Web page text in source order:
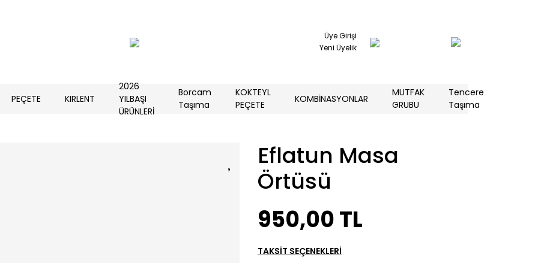
Üye Girişi
Yeni Üyelik
PEÇETE KIRLENT
2026
YILBAŞI
ÜRÜNLERİ
Borcam
Taşıma
KOKTEYL
PEÇETE
KOMBİNASYONLAR
MUTFAK
GRUBU
Tencere
Taşıma
Eflatun Masa
Örtüsü
950,00 TL
TAKSİT SEÇENEKLERİ